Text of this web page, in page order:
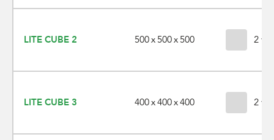
LITE CUBE 2 500 x 500 x 500 2
LITE CUBE 3 400 x 400 x 400 2